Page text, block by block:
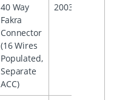
40 Way
Fakra
Connector
(16 Wires
Populated,
Separate
ACC)
2003